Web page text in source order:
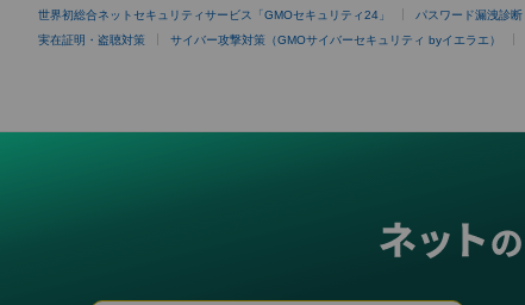
世界初総合ネットセキュリティサービス「GMOセキュリティ24」 パスワード漏洩診断
実在証明・盗聴対策 サイバー攻撃対策（GMOサイバーセキュリティ byイエラエ）